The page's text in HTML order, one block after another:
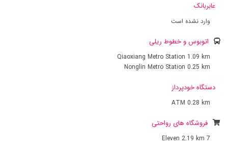
عابربانک
وارد نشده است
اتوبوس و خطوط ریلی
Qiaoxiang Metro Station 1.09 km
Nonglin Metro Station 0.25 km
دستگاه خودپرداز
ATM 0.28 km
فروشگاه های رواحتی
7 Eleven
2.19 km